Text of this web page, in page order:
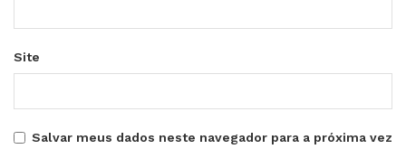
Site
Salvar meus dados neste navegador para a próxima vez